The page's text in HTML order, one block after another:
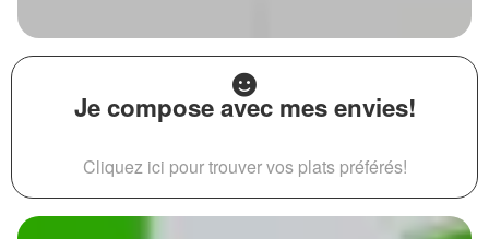
Je compose avec mes envies!
Cliquez ici pour trouver vos plats préférés!